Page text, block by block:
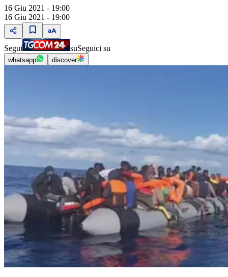
16 Giu 2021 - 19:00
16 Giu 2021 - 19:00
Segui suSeguici su
whatsapp discover